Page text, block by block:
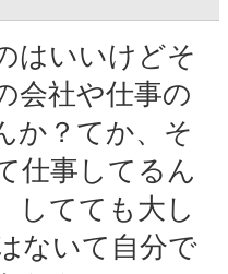
はいいけどそ
会社や仕事の
か？てか、そ
仕事してるん
てても大し
ないて自分で